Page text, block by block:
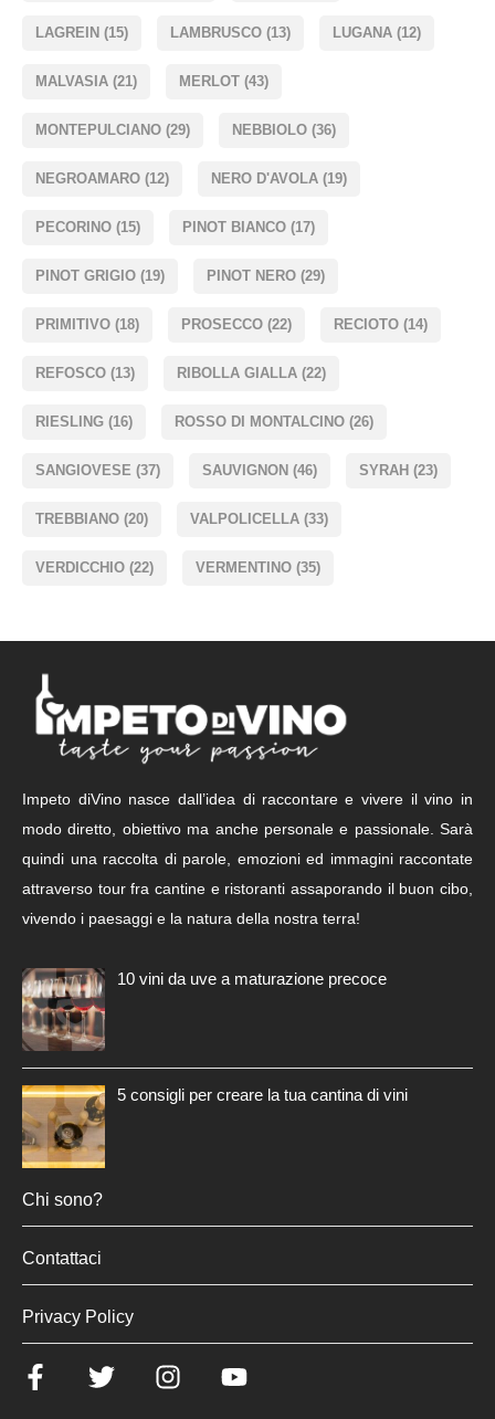
LAGREIN (15) LAMBRUSCO (13) LUGANA (12)
MALVASIA (21) MERLOT (43)
MONTEPULCIANO (29) NEBBIOLO (36)
NEGROAMARO (12) NERO D'AVOLA (19)
PECORINO (15) PINOT BIANCO (17)
PINOT GRIGIO (19) PINOT NERO (29)
PRIMITIVO (18) PROSECCO (22) RECIOTO (14)
REFOSCO (13) RIBOLLA GIALLA (22)
RIESLING (16) ROSSO DI MONTALCINO (26)
SANGIOVESE (37) SAUVIGNON (46) SYRAH (23)
TREBBIANO (20) VALPOLICELLA (33)
VERDICCHIO (22) VERMENTINO (35)
Impeto diVino nasce dall’idea di raccontare e vivere il vino in
modo diretto, obiettivo ma anche personale e passionale. Sarà
quindi una raccolta di parole, emozioni ed immagini raccontate
attraverso tour fra cantine e ristoranti assaporando il buon cibo,
vivendo i paesaggi e la natura della nostra terra!
10 vini da uve a maturazione precoce
5 consigli per creare la tua cantina di vini
Chi sono?
Contattaci
Privacy Policy